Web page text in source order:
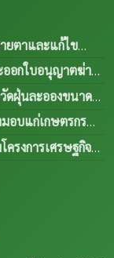
ยตาและแก้ไข
ยุและผู้ด้อยโอกาส
ออกใบอนุญาตฆ่า
04 ส.ค. 2569
ดฝุ่นละอองขนาด
04 ส.ค.
อบแก่เกษตรกร
เดือน ขยายให้
กเสริมอาชีพเลี้ยง
อการผลิต ภายใต้
รงการเศรษฐกิจ